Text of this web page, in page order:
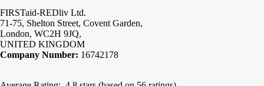
FIRSTaid-REDliv Ltd.
71-75, Shelton Street, Covent Garden,
London, WC2H 9JQ,
UNITED KINGDOM
Company Number: 16742178